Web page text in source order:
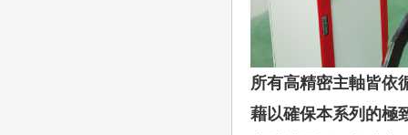
所有高精密主軸皆依
藉以確保本系列的極